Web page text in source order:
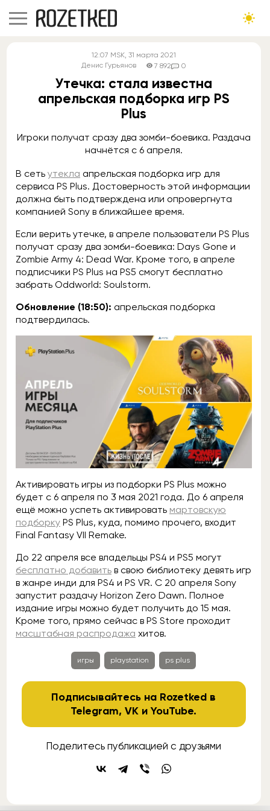
12:07 MSK, 31 марта 2021
Денис Гурьянов
7 892 0
Утечка: стала известна
апрельская подборка игр PS
Plus
Игроки получат сразу два зомби-боевика. Раздача
начнётся с 6 апреля.
В сеть утекла апрельская подборка игр для
сервиса PS Plus. Достоверность этой информации
должна быть подтверждена или опровергнута
компанией Sony в ближайшее время.
Если верить утечке, в апреле пользователи PS Plus
получат сразу два зомби-боевика: Days Gone и
Zombie Army 4: Dead War. Кроме того, в апреле
подписчики PS Plus на PS5 смогут бесплатно
забрать Oddworld: Soulstorm.
Обновление (18:50): апрельская подборка
подтвердилась.
Активировать игры из подборки PS Plus можно
будет с 6 апреля по 3 мая 2021 года. До 6 апреля
ещё можно успеть активировать мартовскую
подборку PS Plus, куда, помимо прочего, входит
Final Fantasy VII Remake.
До 22 апреля все владельцы PS4 и PS5 могут
бесплатно добавить в свою библиотеку девять игр
в жанре инди для PS4 и PS VR. С 20 апреля Sony
запустит раздачу Horizon Zero Dawn. Полное
издание игры можно будет получить до 15 мая.
Кроме того, прямо сейчас в PS Store проходит
масштабная распродажа хитов.
игры playstation ps plus
Подписывайтесь на Rozetked в
Telegram,VK иYouTube.
Поделитесь публикацией с друзьями